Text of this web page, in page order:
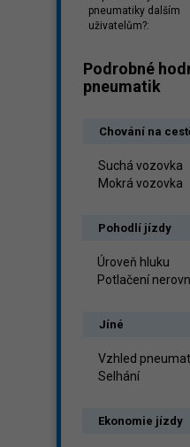
pneumatiky dalším
uživatelům?:
Podrobné
pneumatik
Chování na
Suchá vozovka
Mokrá vozovka
Pohodlí jízdy
Úroveň hluku
Potlačení
Jíné
Vzhled
Selhání
Ekonomie jízdy